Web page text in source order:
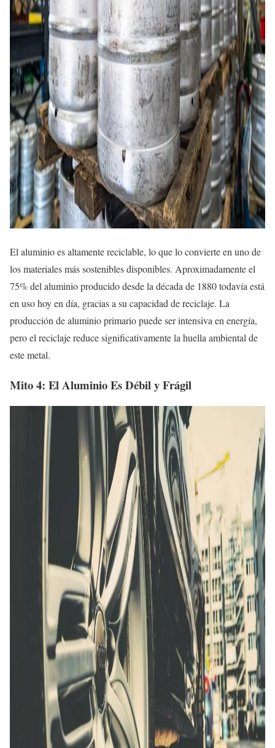
El aluminio es altamente reciclable, lo que lo convierte en uno de
los materiales más sostenibles disponibles. Aproximadamente el
75% del aluminio producido desde la década de 1880 todavía está
en uso hoy en día, gracias a su capacidad de reciclaje. La
producción de aluminio primario puede ser intensiva en energía,
pero el reciclaje reduce significativamente la huella ambiental de
este metal.
Mito 4: El Aluminio Es Débil y Frágil